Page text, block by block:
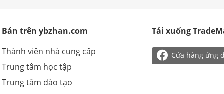
Bán trên ybzhan.com
Thành viên nhà cung cấp
Trung tâm học tập
Trung tâm đào tạo
Tải xuống
 Cửa hàng ứng